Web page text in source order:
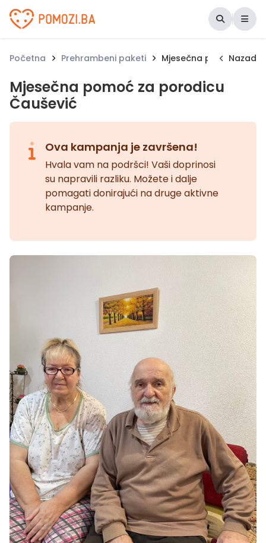
Udruženje Pomozi.ba
Početna Prehrambeni paketi Mjesečna pomoć za
Nazad
Mjesečna pomoć za porodicu
Čaušević
Ova kampanja je završena!
Hvala vam na podršci! Vaši doprinosi
su napravili razliku. Možete i dalje
pomagati donirajući na druge aktivne
kampanje.